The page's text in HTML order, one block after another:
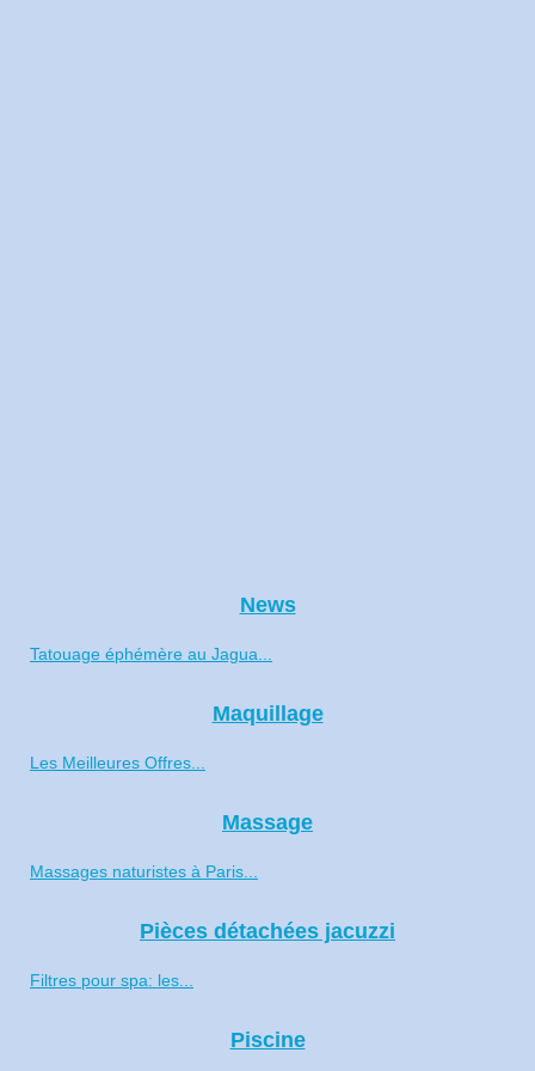
News
Tatouage éphémère au Jagua...
Maquillage
Les Meilleures Offres...
Massage
Massages naturistes à Paris...
Pièces détachées jacuzzi
Filtres pour spa: les...
Piscine